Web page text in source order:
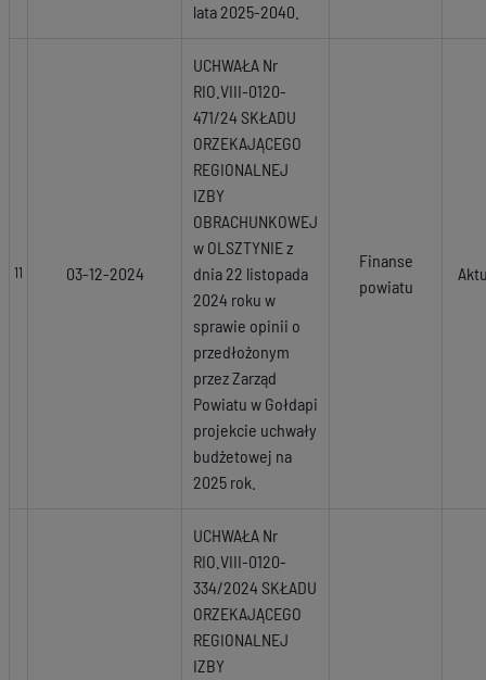
lata 2025-2040.
11 03-12-2024
UCHWAŁA Nr
RIO.VIII-0120-
471/24 SKŁADU
ORZEKAJĄCEGO
REGIONALNEJ
IZBY
OBRACHUNKOWEJ
w OLSZTYNIE z
dnia 22 listopada
2024 roku w
sprawie opinii o
przedłożonym
przez Zarząd
Powiatu w Gołdapi
projekcie uchwały
budżetowej na
2025 rok.
Finanse
powiatu
UCHWAŁA Nr
RIO.VIII-0120-
334/2024 SKŁADU
ORZEKAJĄCEGO
REGIONALNEJ
IZBY